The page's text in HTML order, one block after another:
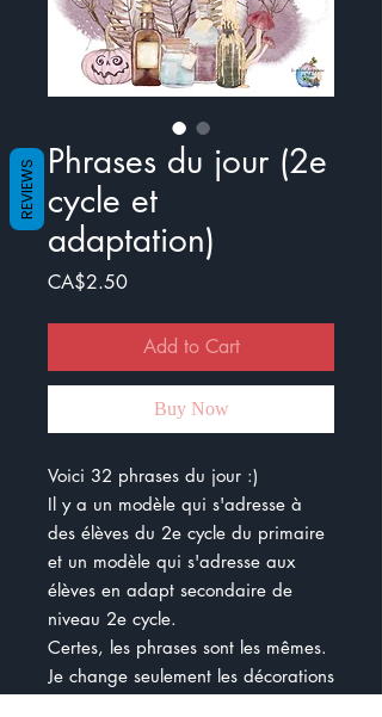
Phrases du jour (2e
cycle et
adaptation)
CA$2.50Price
Add to Cart
Buy Now
Voici 32 phrases du jour :)
Il y a un modèle qui s'adresse à
des élèves du 2e cycle du primaire
et un modèle qui s'adresse aux
élèves en adapt secondaire de
niveau 2e cycle.
Certes, les phrases sont les mêmes.
Je change seulement les décorations
REVIEWS